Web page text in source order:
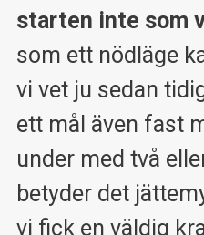
starten inte som
som ett nödläge
vi vet ju sedan
ett mål även fast
under med två
betyder det
vi fick en väldig